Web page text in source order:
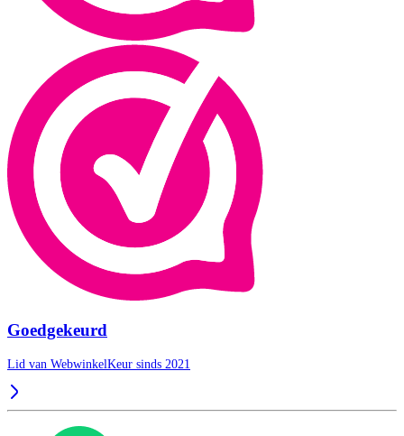
Goedgekeurd
Lid van WebwinkelKeur sinds 2021